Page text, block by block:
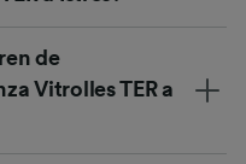
de
Vitrolles TER a